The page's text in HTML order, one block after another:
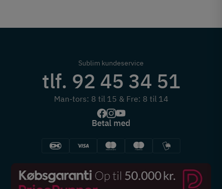
Sublim kundeservice
tlf. 92 45 34 51
Man-tors: 8 til 15 & Fre: 8 til 14
Betal med